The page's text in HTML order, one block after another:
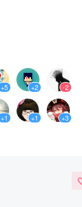
+5 +2 -2
+1 +1 +3